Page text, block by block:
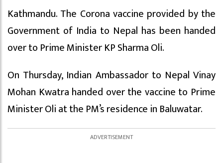
Kathmandu. The Corona vaccine provided by the
Government of India to Nepal has been handed
over to Prime Minister KP Sharma Oli.
On Thursday, Indian Ambassador to Nepal Vinay
Mohan Kwatra handed over the vaccine to Prime
Minister Oli at the PM’s residence in Baluwatar.